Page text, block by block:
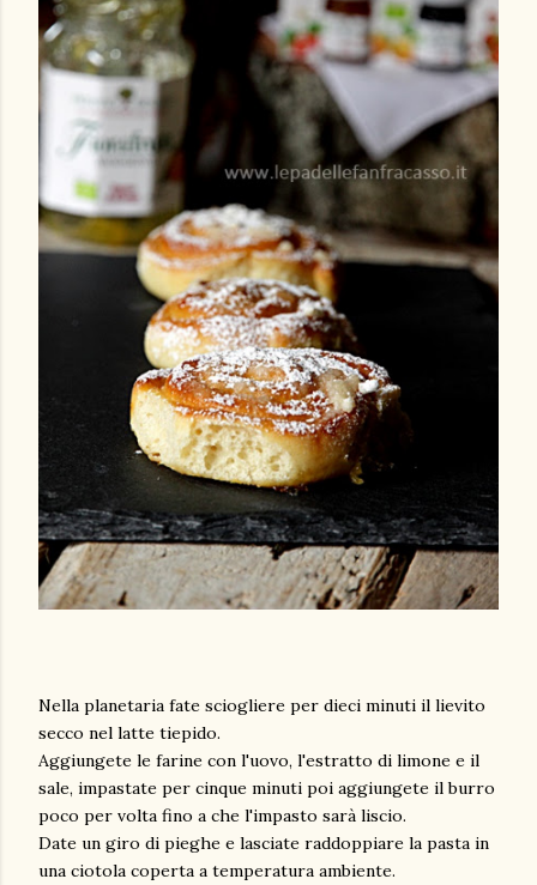
Nella planetaria fate sciogliere per dieci minuti il lievito
secco nel latte tiepido.
Aggiungete le farine con l'uovo, l'estratto di limone e il
sale, impastate per cinque minuti poi aggiungete il burro
poco per volta fino a che l'impasto sarà liscio.
Date un giro di pieghe e lasciate raddoppiare la pasta in
una ciotola coperta a temperatura ambiente.